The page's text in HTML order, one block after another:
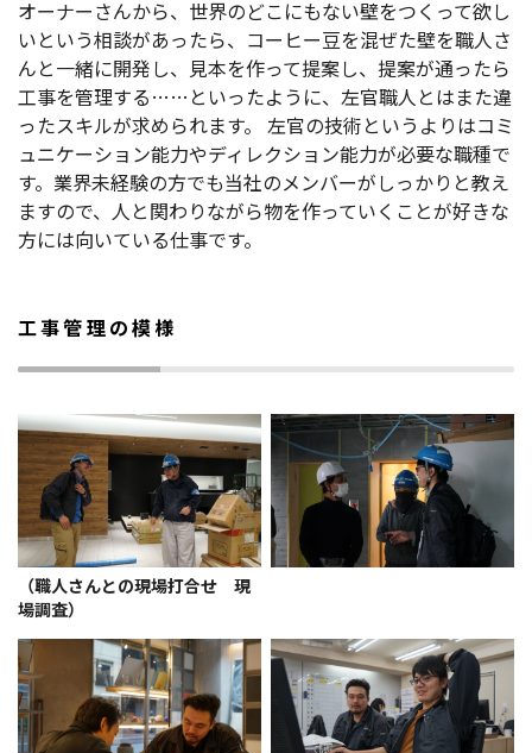
オーナーさんから、世界のどこにもない壁をつくって欲し
いという相談があったら、コーヒー豆を混ぜた壁を職人さ
んと一緒に開発し、見本を作って提案し、提案が通ったら
工事を管理する……といったように、左官職人とはまた違
ったスキルが求められます。 左官の技術というよりはコミ
ュニケーション能力やディレクション能力が必要な職種で
す。業界未経験の方でも当社のメンバーがしっかりと教え
ますので、人と関わりながら物を作っていくことが好きな
方には向いている仕事です。
工事管理の模様
（職人さんとの現場打合せ 現
場調査）